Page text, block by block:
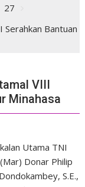
27
Serahkan Bantuan
VIII
Minahasa
Utama TNI
Donar Philip
S.E.,